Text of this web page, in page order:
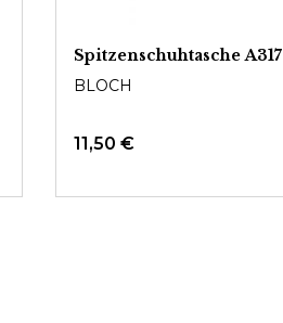
Spitzenschuhtasche A317
BLOCH
11,50 €